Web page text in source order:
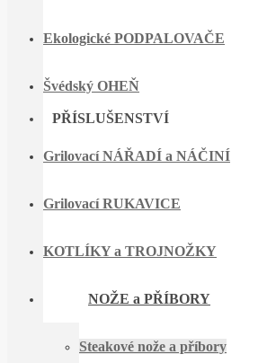
Ekologické PODPALOVAČE
Švédský OHEŇ
PŘÍSLUŠENSTVÍ
Grilovací NÁŘADÍ a NÁČINÍ
Grilovací RUKAVICE
KOTLÍKY a TROJNOŽKY
NOŽE a PŘÍBORY
Steakové nože a příbory